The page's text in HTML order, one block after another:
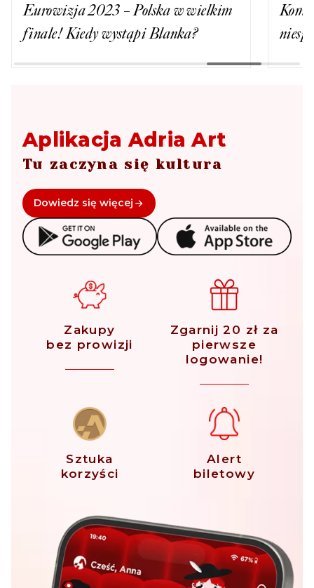
Eurowizja 2023 – Polska w wielkim
finale! Kiedy wystąpi Blanka?
Aplikacja Adria Art
Tu zaczyna się kultura
Dowiedz się więcej
Zakupy
bez prowizji
Zgarnij 20 zł za
pierwsze
logowanie!
Sztuka
korzyści
Alert
biletowy